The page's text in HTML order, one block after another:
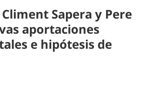
Sapera y Pere
aportaciones
e hipótesis de